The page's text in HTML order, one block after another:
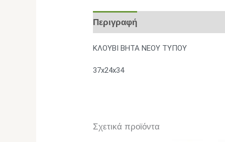
Περιγραφή
ΚΛΟΥΒΙ ΒΗΤΑ ΝΕΟΥ ΤΥΠΟΥ
37x24x34
Σχετικά προϊόντα